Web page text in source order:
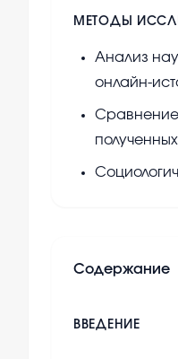
МЕТОДЫ
Анализ
онлайн-
Сравнение
Содержание
ВВЕДЕНИЕ